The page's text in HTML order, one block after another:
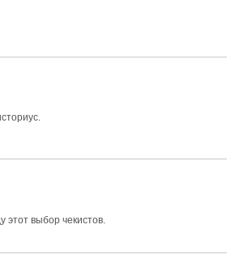
этот выбор чекистов.